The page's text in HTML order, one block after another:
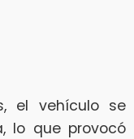
el vehículo se
lo que provocó